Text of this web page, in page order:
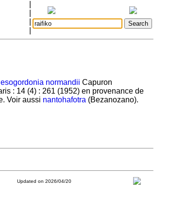
normandii Capuron
: 14 (4) : 261 (1952) en provenance de
Voir aussi nantohafotra (Bezanozano).
Updated on 2026/04/20